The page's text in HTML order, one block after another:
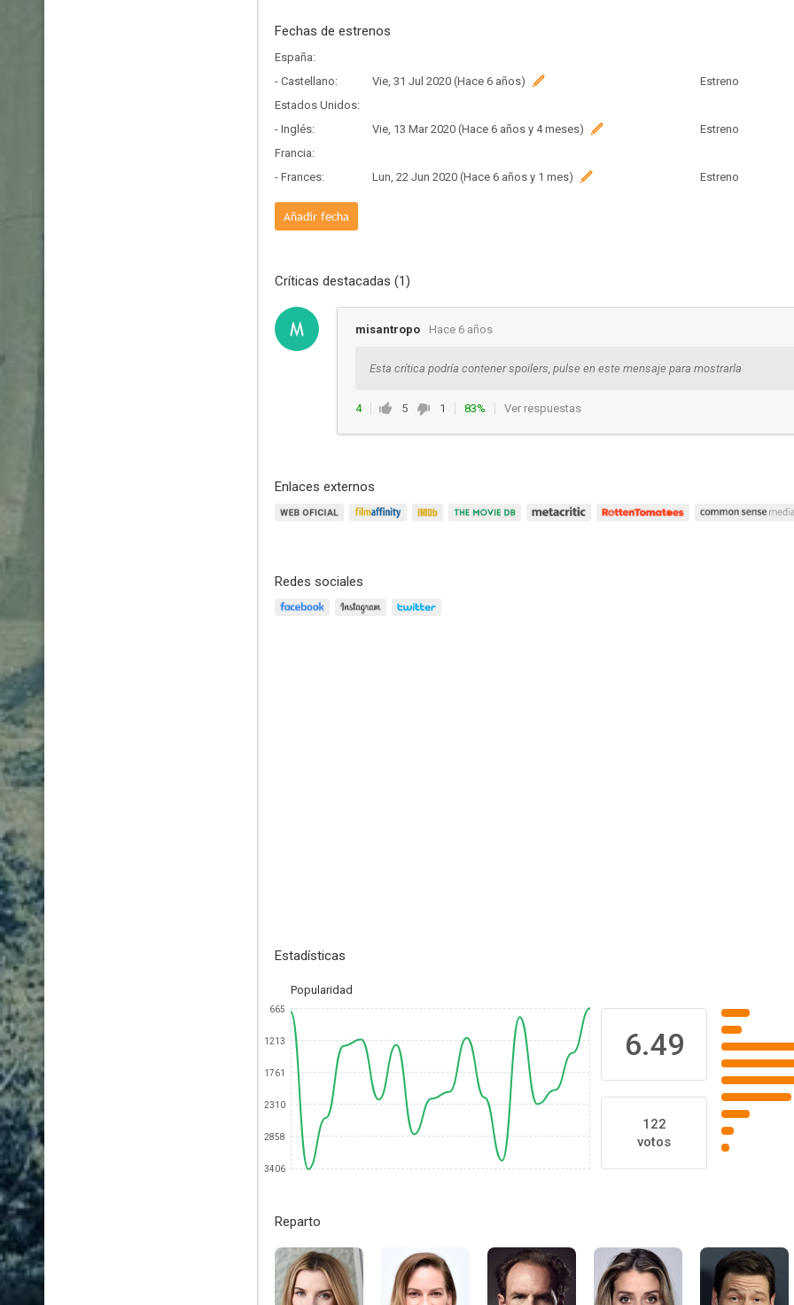
Fechas de estrenos
España:
- Castellano:
Vie, 31 Jul 2020 (Hace 6 años)
Estreno
Estados Unidos:
- Inglés:
Vie, 13 Mar 2020 (Hace 6 años y 4 meses)
Estreno
Francia:
- Frances:
Lun, 22 Jun 2020 (Hace 6 años y 1 mes) Estreno
Añadir fecha
Críticas destacadas (1)
misantropo Hace 6 años
Esta crítica podría contener spoilers, pulse en este mensaje para mostrarla
4 5 1 83% Ver respuestas
Enlaces externos
Redes sociales
Estadísticas
Popularidad
665
1213
1761
2310
2858
3406
6.49
122
votos
Reparto